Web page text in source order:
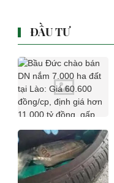
ĐẦU TƯ